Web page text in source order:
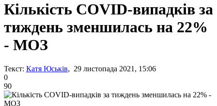
Кількість COVID-випадків за
тиждень зменшилась на 22%
- МОЗ
Текст: Катя Юськів, 29 листопада 2021, 15:06
0
90